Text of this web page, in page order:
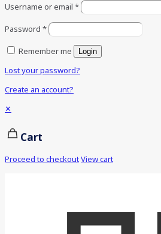
Username or email *
Password *
Remember me
Login
Lost your password?
Create an account?
✕
Cart
Proceed to checkoutView cart